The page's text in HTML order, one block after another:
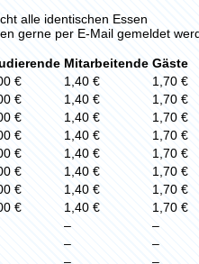
alle identischen Essen
gerne per E-Mail gemeldet
Mitarbeitende Gäste
€ 1,40 €
1,70 €
€ 1,40 €
1,70 €
€ 1,40 €
1,70 €
€ 1,40 €
1,70 €
€ 1,40 €
1,70 €
€ 1,40 €
1,70 €
€ 1,40 €
1,70 €
€ 1,40 €
1,70 €
–
–
–
–
– –